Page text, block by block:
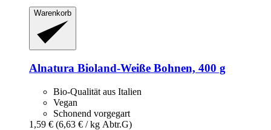
Warenkorb
Alnatura Bioland-​Weiße Bohnen, 400 g
Bio-Qualität aus Italien
Vegan
Schonend vorgegart
1,59 € (6,63 € / kg Abtr.G)